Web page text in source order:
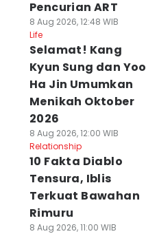
Pencurian ART
8 Aug 2026, 12:48 WIB
Life
Selamat! Kang
Kyun Sung dan Yoo
Ha Jin Umumkan
Menikah Oktober
2026
8 Aug 2026, 12:00 WIB
Relationship
10 Fakta Diablo
Tensura, Iblis
Terkuat Bawahan
Rimuru
8 Aug 2026, 11:00 WIB